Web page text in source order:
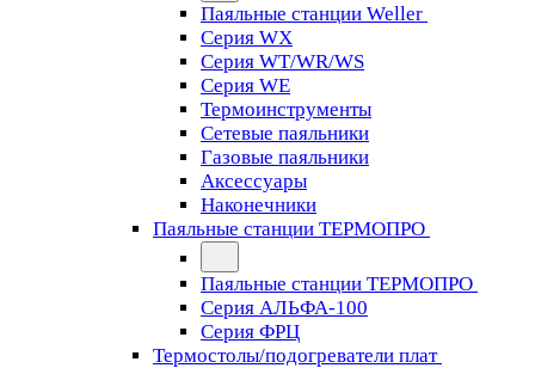
Паяльные станции Weller
Серия WX
Серия WT/WR/WS
Серия WE
Термоинструменты
Сетевые паяльники
Газовые паяльники
Аксессуары
Наконечники
Паяльные станции ТЕРМОПРО
Паяльные станции ТЕРМОПРО
Серия АЛЬФА-100
Серия ФРЦ
Термостолы/подогреватели плат